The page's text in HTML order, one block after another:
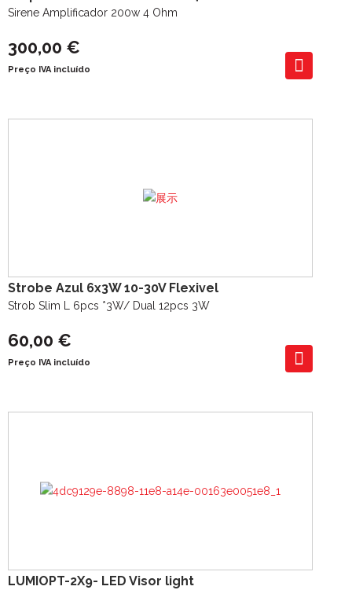
Sirene Amplificador 200w 4 Ohm
300,00 €
Preço IVA incluído
Strobe Azul 6x3W 10-30V Flexivel
Strob Slim L 6pcs *3W/ Dual 12pcs 3W
60,00 €
Preço IVA incluído
LUMIOPT-2X9- LED Visor light